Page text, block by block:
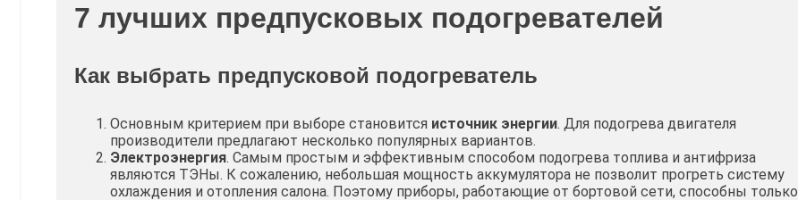
7 лучших предпусковых подогревателей
Как выбрать предпусковой подогреватель
Основным критерием при выборе становится источник энергии. Для подогрева двигателя
производители предлагают несколько популярных вариантов.
Электроэнергия. Самым простым и эффективным способом подогрева топлива и антифриза
являются ТЭНы. К сожалению, небольшая мощность аккумулятора не позволит прогреть систему
охлаждения и отопления салона. Поэтому приборы, работающие от бортовой сети, способны только